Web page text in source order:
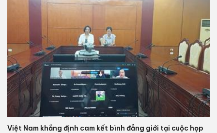
Việt Nam khẳng định cam kết bình đẳng giới tại cuộc họp